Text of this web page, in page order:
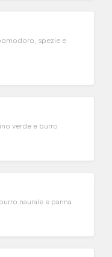
spezie e
verde e burro
naurale e panna